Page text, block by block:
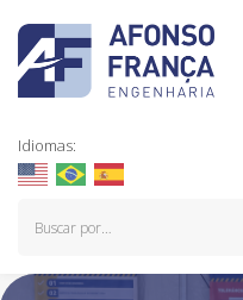
Idiomas: